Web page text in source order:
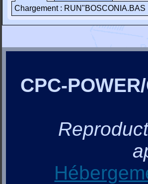
Chargement : RUN"BOSCONIA.BAS
CPC-